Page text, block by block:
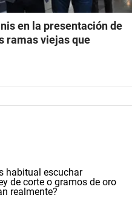
en la presentación de
ramas viejas que